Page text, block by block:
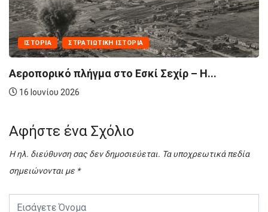
Η...
ΙΣΤΟΡΊΑ ΣΤΡΑΤΙΩΤΙΚΉ ΙΣΤΟΡΊΑ
Οι Βαλκανικοί Πόλεμοι | Η
16 Ιουνίου 2026
Αφήστε ένα Σχόλιο
Η ηλ. διεύθυνση σας δεν δημοσιεύεται. Τα υποχρεωτικά πεδία
σημειώνονται με *